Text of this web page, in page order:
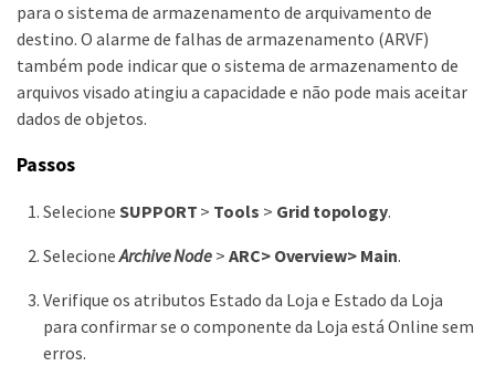
para o sistema de armazenamento de arquivamento de
destino. O alarme de falhas de armazenamento (ARVF)
também pode indicar que o sistema de armazenamento de
arquivos visado atingiu a capacidade e não pode mais aceitar
dados de objetos.
Passos
Selecione SUPPORT > Tools > Grid topology.
SelecioneArchive Node >ARC> Overview> Main.
Verifique os atributos Estado da Loja e Estado da Loja
para confirmar se o componente da Loja está Online sem
erros.